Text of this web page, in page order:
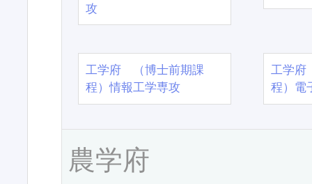
攻
工学府 （博士前期課
程）情報工学専攻
工学
程）電
農学府